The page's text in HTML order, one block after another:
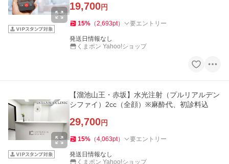
19,700円
15% （2,693pt） 要エントリー
発送日情報なし
くまポン Yahoo!ショップ
【溜池山王・赤坂】水光注射（プルリアルデン
シファイ）2cc（全顔）※麻酔代、初診料込
29,700円
15% （4,063pt） 要エントリー
発送日情報なし
くまポン Yahoo!ショップ